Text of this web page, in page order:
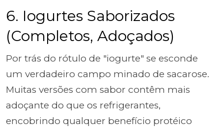
6. Iogurtes Saborizados
(Completos, Adoçados)
Por trás do rótulo de "iogurte" se esconde
um verdadeiro campo minado de sacarose.
Muitas versões com sabor contêm mais
adoçante do que os refrigerantes,
encobrindo qualquer benefício protéico